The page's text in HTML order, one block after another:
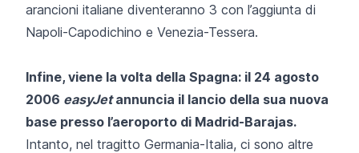
arancioni italiane diventeranno 3 con l’aggiunta di
Napoli-Capodichino e Venezia-Tessera.
Infine, viene la volta della Spagna: il 24 agosto
2006 easyJetannuncia il lancio della sua nuova
base presso l’aeroporto di Madrid-Barajas.
Intanto, nel tragitto Germania-Italia, ci sono altre